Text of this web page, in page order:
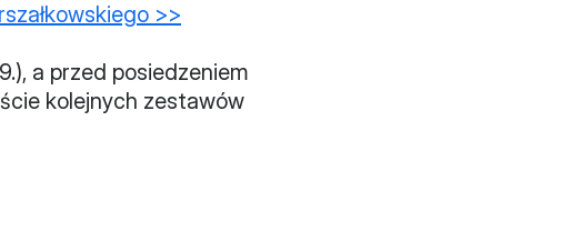
>>
a przed posiedzeniem
kolejnych zestawów